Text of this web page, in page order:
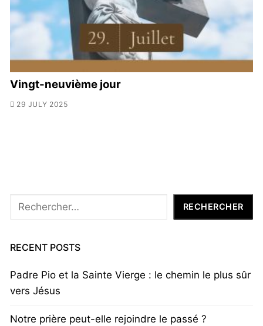
Vingt-neuvième jour
29 JULY 2025
Rechercher RECHERCHER
RECENT POSTS
Padre Pio et la Sainte Vierge : le chemin le plus sûr
vers Jésus
Notre prière peut-elle rejoindre le passé ?